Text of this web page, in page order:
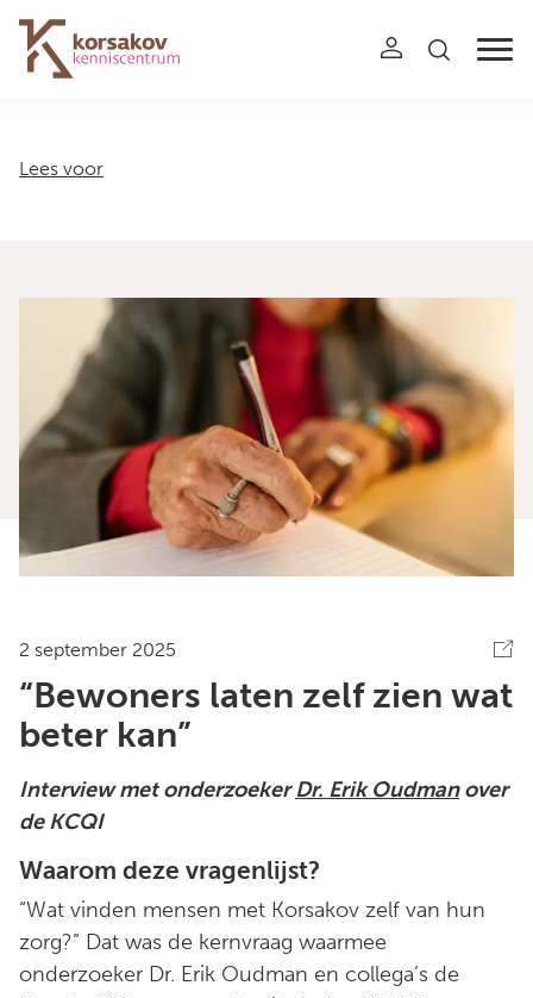
Navigation
Lees voor
2 september 2025
“Bewoners laten zelf zien wat
beter kan”
Interview met onderzoekerDr. Erik Oudmanover
de KCQI
Waarom deze vragenlijst?
“Wat vinden mensen met Korsakov zelf van hun
zorg?” Dat was de kernvraag waarmee
onderzoeker Dr. Erik Oudman en collega’s de